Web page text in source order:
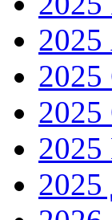
2025
2025
2025
2025
2025